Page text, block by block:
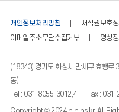
개인정보처리방침 저작권보호
이메일주소무단수집거부
영상
(18343) 경기도 화성시 만세구 효행로
동)
Tel : 031-8055-3012,4 | Fax :